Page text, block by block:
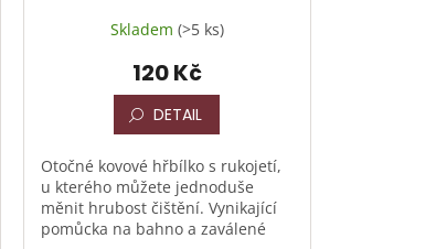
Skladem (>5 ks)
120 Kč
DETAIL
Otočné kovové hřbílko s rukojetí,
u kterého můžete jednoduše
měnit hrubost čištění. Vynikající
pomůcka na bahno a zaválené